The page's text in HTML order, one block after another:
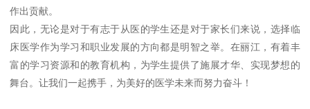
作出贡献。
因此，无论是对于有志于从医的学生还是对于家长们来说，选择临
床医学作为学习和职业发展的方向都是明智之举。在丽江，有着丰
富的学习资源和的教育机构，为学生提供了施展才华、实现梦想的
舞台。让我们一起携手，为美好的医学未来而努力奋斗！